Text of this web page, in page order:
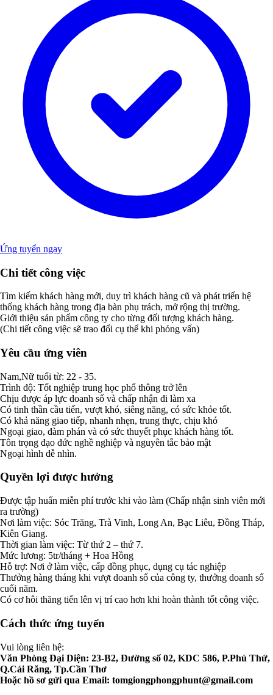
Ứng tuyển ngay
Chi tiết công việc
Tìm kiếm khách hàng mới, duy trì khách hàng cũ và phát triển hệ
thống khách hàng trong địa bàn phụ trách, mở rộng thị trường.
Giới thiệu sản phẩm công ty cho từng đối tượng khách hàng.
(Chi tiết công việc sẽ trao đổi cụ thể khi phỏng vấn)
Yêu cầu ứng viên
Nam,Nữ tuổi từ: 22 - 35.
Trình độ: Tốt nghiệp trung học phổ thông trở lên
Chịu được áp lực doanh số và chấp nhận đi làm xa
Có tinh thần cầu tiến, vượt khó, siêng năng, có sức khỏe tốt.
Có khả năng giao tiếp, nhanh nhẹn, trung thực, chịu khó
Ngoại giao, đàm phán và có sức thuyết phục khách hàng tốt.
Tôn trọng đạo đức nghề nghiệp và nguyên tắc bảo mật
Ngoại hình dễ nhìn.
Quyền lợi được hưởng
Được tập huấn miễn phí trước khi vào làm (Chấp nhận sinh viên mới
ra trường)
Nơi làm việc: Sóc Trăng, Trà Vinh, Long An, Bạc Liêu, Đồng Tháp,
Kiên Giang.
Thời gian làm việc: Từ thứ 2 – thứ 7.
Mức lương: 5tr/tháng + Hoa Hồng
Hỗ trợ: Nơi ở làm việc, cấp đồng phục, dụng cụ tác nghiệp
Thưởng hàng tháng khi vượt doanh số của công ty, thưởng doanh số
cuối năm.
Có cơ hôi thăng tiến lên vị trí cao hơn khi hoàn thành tốt công việc.
Cách thức ứng tuyển
Vui lòng liên hệ:
Văn Phòng Đại Diện: 23-B2, Đường số 02, KDC 586, P.Phú Thứ,
Q.Cái Răng, Tp.Cần Thơ
Hoặc hồ sơ gửi qua Email: tomgiongphongphunt@gmail.com